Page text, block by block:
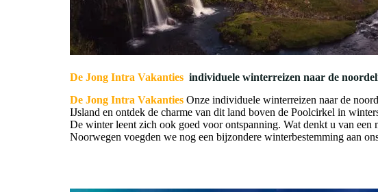
De Jong Intra Vakanties individuele winterreizen naar de
De Jong Intra Vakanties Onze individuele winterreizen naar de
IJsland en ontdek de charme van dit land boven de Poolcirkel in
De winter leent zich ook goed voor ontspanning. Wat denkt u van
Noorwegen voegden we nog een bijzondere winterbestemming aan